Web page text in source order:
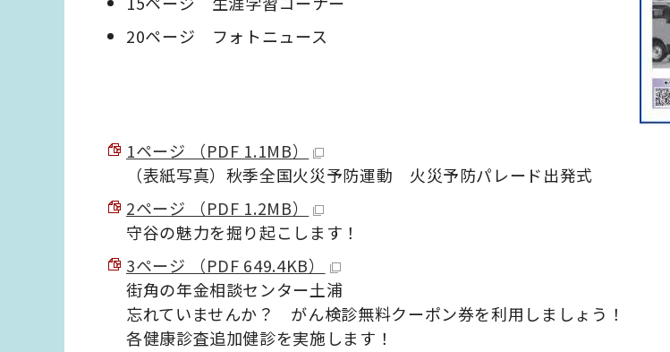
20ページ フォトニュース
1ページ （PDF 1.1MB）
（表紙写真）秋季全国火災予防運動 火災予防パレード出発式
2ページ （PDF 1.2MB）
守谷の魅力を掘り起こします！
3ページ （PDF 649.4KB）
街角の年金相談センター土浦
忘れていませんか？ がん検診無料クーポン券を利用しましょう！
各健康診査追加健診を実施します！